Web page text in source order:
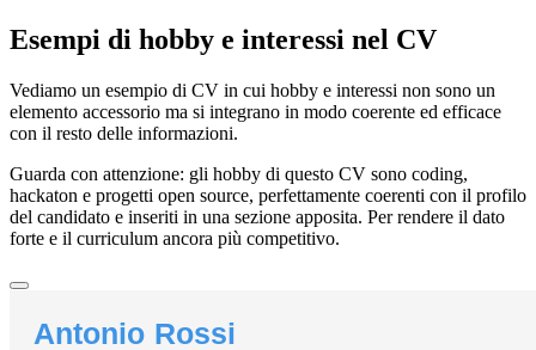
Esempi di hobby e interessi nel CV
Vediamo un esempio di CV in cui hobby e interessi non sono un
elemento accessorio ma si integrano in modo coerente ed efficace
con il resto delle informazioni.
Guarda con attenzione: gli hobby di questo CV sono coding,
hackaton e progetti open source, perfettamente coerenti con il profilo
del candidato e inseriti in una sezione apposita. Per rendere il dato
forte e il curriculum ancora più competitivo.